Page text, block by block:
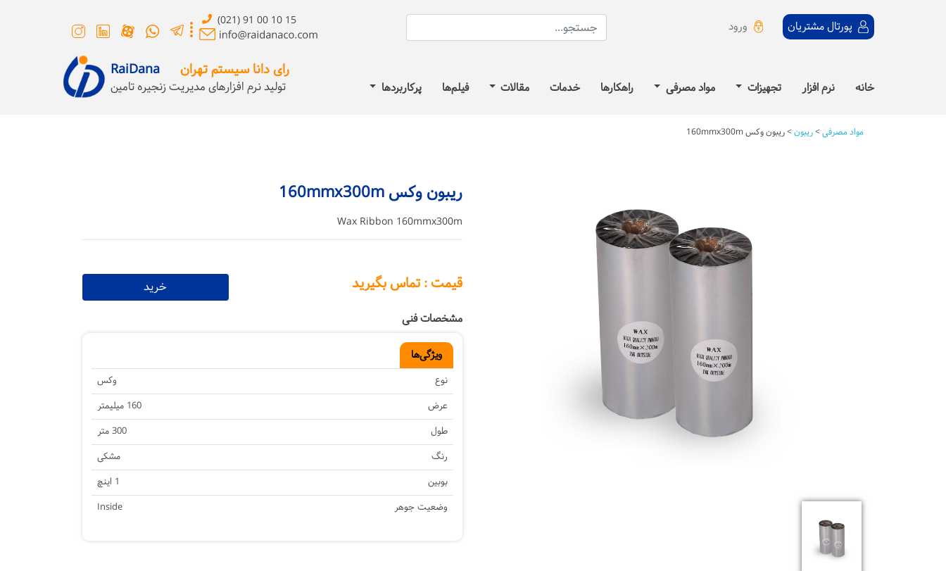
پورتال مشتریان ورود (021) 91 00 10 15
خانه نرم افزار تجهیزات مواد مصرفی راهکارها خدمات مقالات فیلم‌ها پرکاربردها
رای دانا سیستم تهران RaiDana
تولید نرم افزارهای مدیریت زنجیره تامین
مواد مصرفی>ریبون>ریبون وکس 160mmx300m
ریبون وکس 160mmx300m
Wax Ribbon 160mmx300m
قیمت : تماس بگیرید خرید
مشخصات فنی
ویژگی‌ها
نوع
وکس
عرض
160 میلیمتر
طول
300 متر
رنگ
مشکی
بوبین
1 اینچ
وضعیت جوهر
Inside